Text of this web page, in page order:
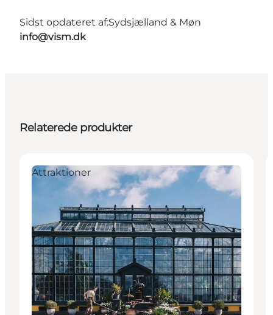
Sidst opdateret af:Sydsjælland & Møn
info@vism.dk
Relaterede produkter
Attraktioner